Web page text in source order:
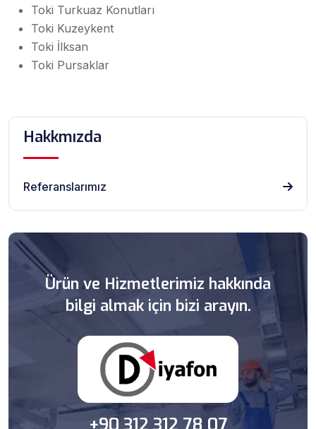
Toki Turkuaz Konutları
Toki Kuzeykent
Toki İlksan
Toki Pursaklar
Hakkmızda
Referanslarımız
Ürün ve Hizmetlerimiz hakkında
bilgi almak için bizi arayın.